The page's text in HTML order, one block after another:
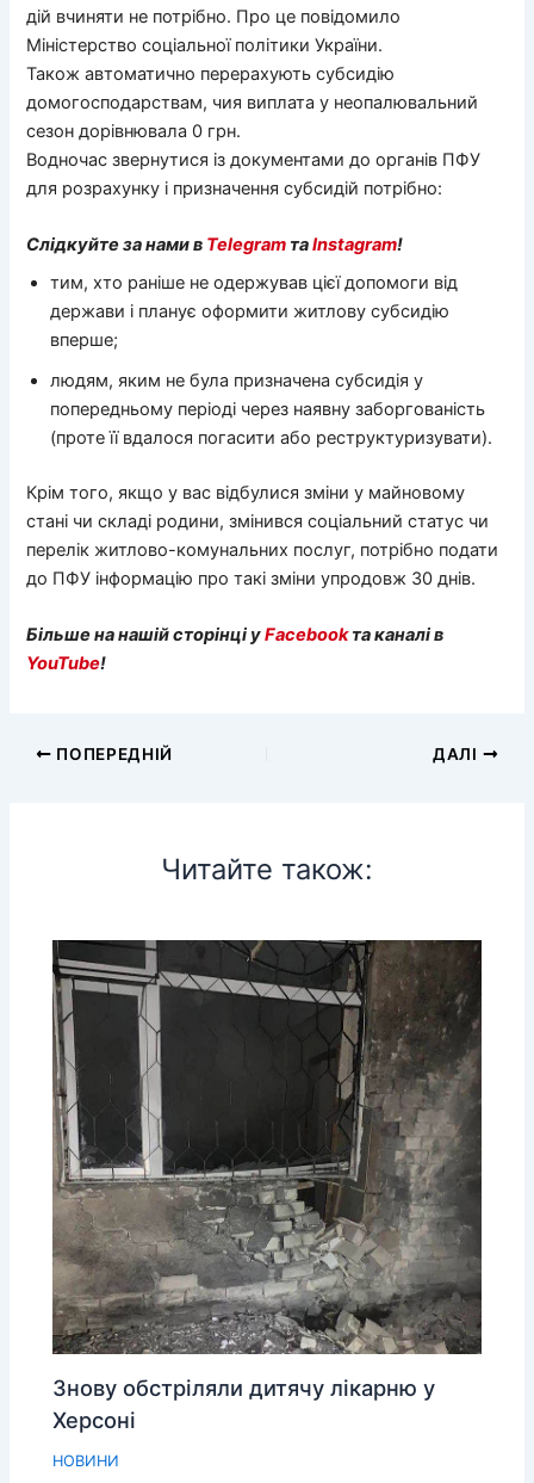
дій вчиняти не потрібно. Про це повідомило
Міністерство соціальної політики України.
Також автоматично перерахують субсидію
домогосподарствам, чия виплата у неопалювальний
сезон дорівнювала 0 грн.
Водночас звернутися із документами до органів ПФУ
для розрахунку і призначення субсидій потрібно:
Слідкуйте за нами в Telegram таInstagram!
тим, хто раніше не одержував цієї допомоги від
держави і планує оформити житлову субсидію
вперше;
людям, яким не була призначена субсидія у
попередньому періоді через наявну заборгованість
(проте її вдалося погасити або реструктуризувати).
Крім того, якщо у вас відбулися зміни у майновому
стані чи складі родини, змінився соціальний статус чи
перелік житлово-комунальних послуг, потрібно подати
до ПФУ інформацію про такі зміни упродовж 30 днів.
Більше на нашій сторінці уFacebookта каналі в
YouTube!
ПОПЕРЕДНІЙ ДАЛІ
Читайте також:
Знову обстріляли дитячу лікарню у
Херсоні
НОВИНИ